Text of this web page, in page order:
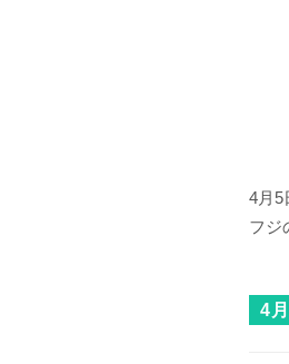
4月5
フジ
4